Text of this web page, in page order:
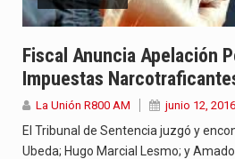
Fiscal Anuncia Apelación
Impuestas
La Unión R800 AM junio 12, 2016
El Tribunal de Sentencia juzgó y
Ubeda; Hugo Marcial Lesmo; y